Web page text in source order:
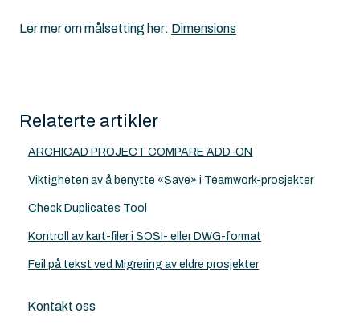
Ler mer om målsetting her: Dimensions
Relaterte artikler
ARCHICAD PROJECT COMPARE ADD-ON
Viktigheten av å benytte «Save» i Teamwork-prosjekter
Check Duplicates Tool
Kontroll av kart-filer i SOSI- eller DWG-format
Feil på tekst ved Migrering av eldre prosjekter
Kontakt oss